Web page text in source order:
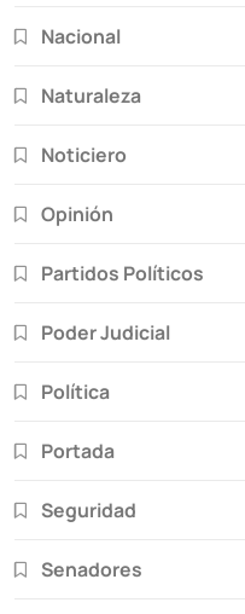
Nacional
Naturaleza
Noticiero
Opinión
Partidos Políticos
Poder Judicial
Política
Portada
Seguridad
Senadores